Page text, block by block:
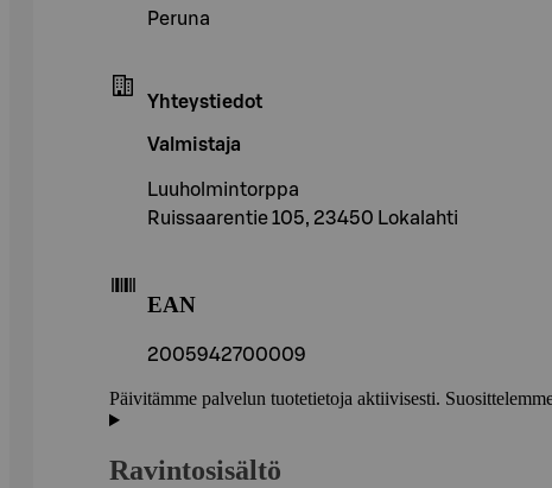
Peruna
Yhteystiedot
Valmistaja
Luuholmintorppa
Ruissaarentie 105, 23450 Lokalahti
EAN
2005942700009
Päivitämme palvelun tuotetietoja aktiivisesti.
Ravintosisältö